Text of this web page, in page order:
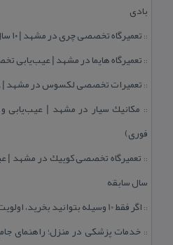
بادی
:: تعمیرگاه تخصصی چری در مشهد | ۱۰ سال تجربه و امداد خودرو
:: تعمیرگاه هایما در مشهد | عیب‌یابی
:: تعمیرات تخصصی لكسوس در مشهد |
:: مكانیك سیار در مشهد |
فوری)
::
سال سابقه
:: اگر فقط 10 وسیله بتوانید بخرید، اولویت با كدام تجهیزات است؟
:: خدمات پزشكی در منزل؛ راهنمای